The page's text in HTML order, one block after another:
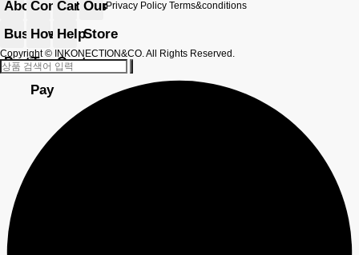
About
Us
Contact
Us
Careers
Our
Store
Privacy Policy Terms&conditions
Business
Partner
How
To
Pay
Help
Center
Copyright© INKONECTION&CO. All Rights Reserved.